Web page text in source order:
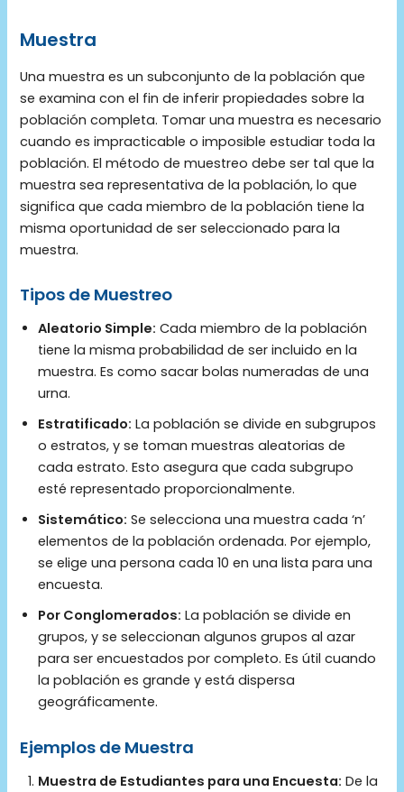
Muestra
Una muestra es un subconjunto de la población que
se examina con el fin de inferir propiedades sobre la
población completa. Tomar una muestra es necesario
cuando es impracticable o imposible estudiar toda la
población. El método de muestreo debe ser tal que la
muestra sea representativa de la población, lo que
significa que cada miembro de la población tiene la
misma oportunidad de ser seleccionado para la
muestra.
Tipos de Muestreo
Aleatorio Simple: Cada miembro de la población
tiene la misma probabilidad de ser incluido en la
muestra. Es como sacar bolas numeradas de una
urna.
Estratificado: La población se divide en subgrupos
o estratos, y se toman muestras aleatorias de
cada estrato. Esto asegura que cada subgrupo
esté representado proporcionalmente.
Sistemático: Se selecciona una muestra cada ‘n’
elementos de la población ordenada. Por ejemplo,
se elige una persona cada 10 en una lista para una
encuesta.
Por Conglomerados: La población se divide en
grupos, y se seleccionan algunos grupos al azar
para ser encuestados por completo. Es útil cuando
la población es grande y está dispersa
geográficamente.
Ejemplos de Muestra
Muestra de Estudiantes para una Encuesta: De la